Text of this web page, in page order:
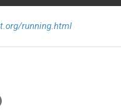
running.html